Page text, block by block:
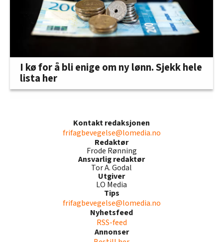
I kø for å bli enige om ny lønn. Sjekk hele
lista her
Kontakt redaksjonen
frifagbevegelse@lomedia.no
Redaktør
Frode Rønning
Ansvarlig redaktør
Tor A. Godal
Utgiver
LO Media
Tips
frifagbevegelse@lomedia.no
Nyhetsfeed
RSS-feed
Annonser